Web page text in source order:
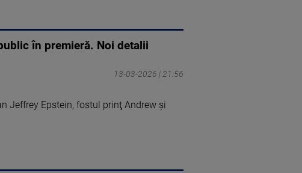
în premieră. Noi detalii
13-03-2026 | 21:56
Jeffrey Epstein, fostul prinţ Andrew şi